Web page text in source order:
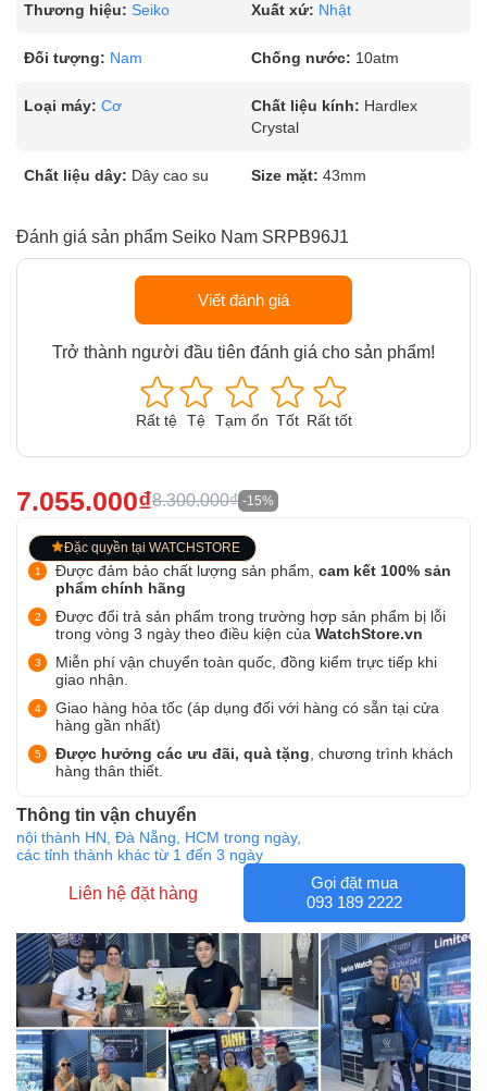
Thương hiệu: Seiko Xuất xứ: Nhật
Đối tượng: Nam Chống nước: 10atm
Loại máy: Cơ Chất liệu kính: Hardlex
Crystal
Chất liệu dây: Dây cao su Size mặt: 43mm
Đánh giá sản phẩm Seiko Nam SRPB96J1
Viết đánh giá
Trở thành người đầu tiên đánh giá cho sản phẩm!
Rất tệ Tệ Tạm ổn Tốt Rất tốt
7.055.000₫8.300.000₫ -15%
Đặc quyền tại WATCHSTORE
Được đảm bảo chất lượng sản phẩm, cam kết 100% sản
phẩm chính hãng
Được đổi trả sản phẩm trong trường hợp sản phẩm bị lỗi
trong vòng 3 ngày theo điều kiện của WatchStore.vn
Miễn phí vận chuyển toàn quốc, đồng kiểm trực tiếp khi
giao nhận.
Giao hàng hỏa tốc (áp dụng đối với hàng có sẵn tại cửa
hàng gần nhất)
Được hưởng các ưu đãi, quà tặng , chương trình khách
hàng thân thiết.
Thông tin vận chuyển
nội thành HN, Đà Nẵng, HCM trong ngày,
các tỉnh thành khác từ 1 đến 3 ngày
Liên hệ đặt hàng
Gọi đặt mua
093 189 2222